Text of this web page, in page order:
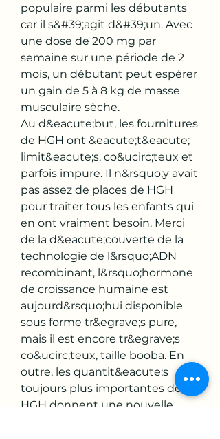
populaire parmi les débutants
car il s&#39;agit d&#39;un. Avec
une dose de 200 mg par
semaine sur une période de 2
mois, un débutant peut espérer
un gain de 5 à 8 kg de masse
musculaire sèche.
Au d&eacute;but, les fournitures
de HGH ont &eacute;t&eacute;
limit&eacute;s, co&ucirc;teux et
parfois impure. Il n&rsquo;y avait
pas assez de places de HGH
pour traiter tous les enfants qui
en ont vraiment besoin. Merci
de la d&eacute;couverte de la
technologie de l&rsquo;ADN
recombinant, l&rsquo;hormone
de croissance humaine est
aujourd&rsquo;hui disponible
sous forme tr&egrave;s pure,
mais il est encore tr&egrave;s
co&ucirc;teux, taille booba. En
outre, les quantit&eacute;s
toujours plus importantes de
HGH donnent une nouvelle